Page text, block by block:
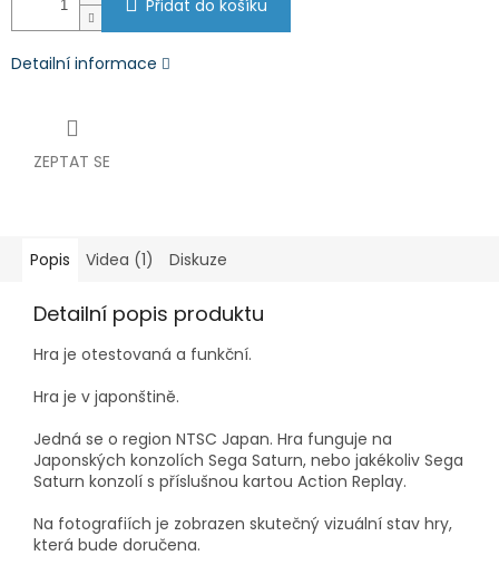
Přidat do košíku
Detailní informace
ZEPTAT SE
Popis Videa (1) Diskuze
Detailní popis produktu
Hra je otestovaná a funkční.
Hra je v japonštině.
Jedná se o region NTSC Japan. Hra funguje na
Japonských konzolích Sega Saturn, nebo jakékoliv Sega
Saturn konzolí s příslušnou kartou Action Replay.
Na fotografiích je zobrazen skutečný vizuální stav hry,
která bude doručena.